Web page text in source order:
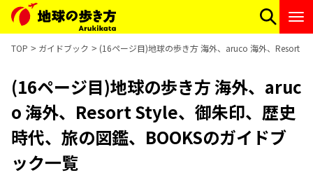
TOP ガイドブック (16ページ目)地球の歩き方 海外、aruco 海外、Resort
(16ページ目)地球の歩き方 海外、aruc
o 海外、Resort Style、御朱印、歴史
時代、旅の図鑑、BOOKSのガイドブ
ック一覧